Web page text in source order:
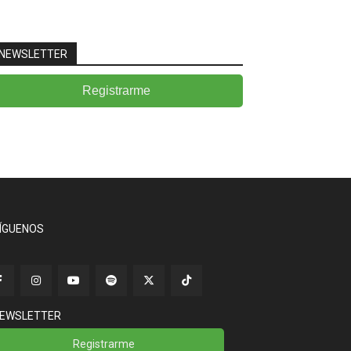
Registrarme
Registrarme